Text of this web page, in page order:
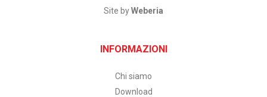
Site byWeberia
INFORMAZIONI
Chi siamo
Download